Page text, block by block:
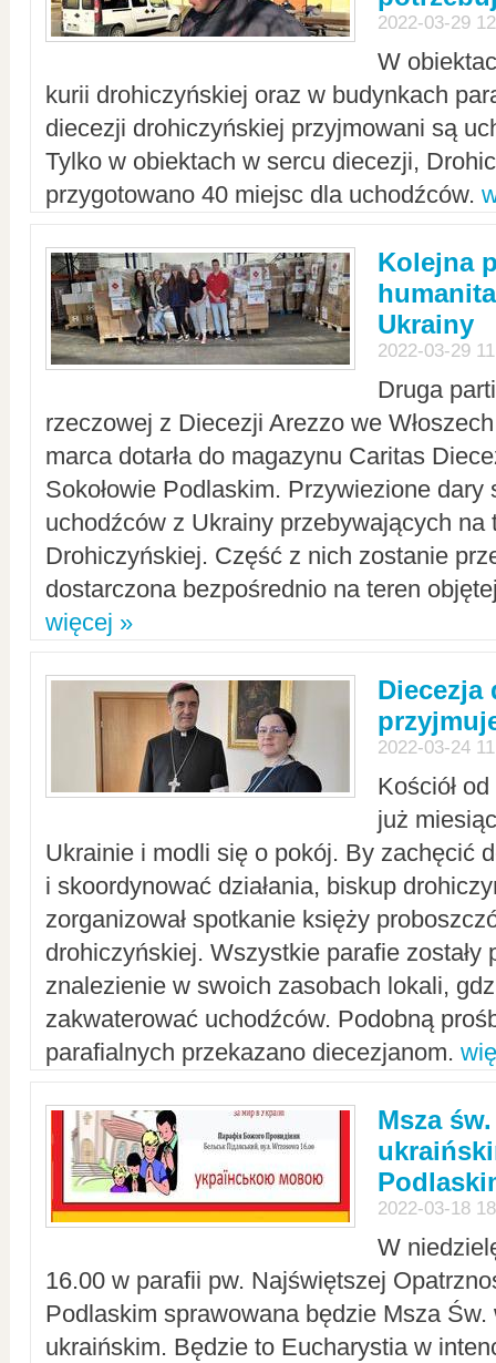
2022-03-29
W
kurii drohiczyńskiej oraz w budynkach
diecezji drohiczyńskiej przyjmowani są
Tylko w obiektach w sercu diecezji,
przygotowano 40 miejsc dla uchodźców.
Kolejna
Ukrainy
2022-03-29
Druga
rzeczowej z Diecezji Arezzo we
marca dotarła do magazynu Caritas
Sokołowie Podlaskim. Przywiezione dary
uchodźców z Ukrainy przebywających na
Drohiczyńskiej. Część z nich zostanie
dostarczona bezpośrednio na teren
więcej »
Diecezja
2022-03-24
Kościół
już
Ukrainie i modli się o pokój. By zachęcić
i skoordynować działania, biskup
zorganizował spotkanie księży
drohiczyńskiej. Wszystkie parafie zostały
znalezienie w swoich zasobach lokali,
zakwaterować uchodźców. Podobną
parafialnych przekazano diecezjanom.
Msza
2022-03-18
W
16.00 w parafii pw. Najświętszej
Podlaskim sprawowana będzie Msza Św.
ukraińskim. Będzie to Eucharystia w